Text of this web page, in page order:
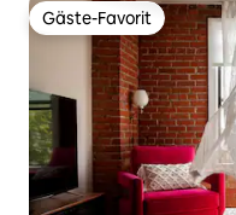
Gäste-Favorit
Gäste-Favorit